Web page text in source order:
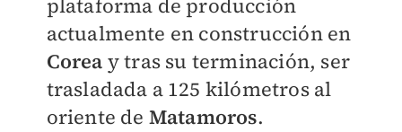
plataforma de producción
actualmente en construcción en
Corea y tras su terminación, ser
trasladada a 125 kilómetros al
oriente de Matamoros.